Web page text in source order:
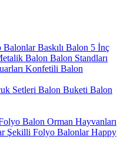
BalonlarBaskılı Balon 5 İnç
Balon Balon Standları
Konfetili Balon
Setleri Balon Buketi Balon
Balon Orman Hayvanları
Şekilli Folyo BalonlarHappy